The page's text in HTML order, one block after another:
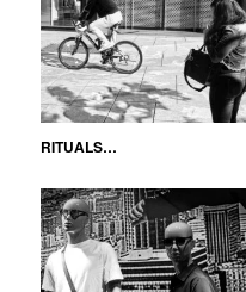
RITUALS…